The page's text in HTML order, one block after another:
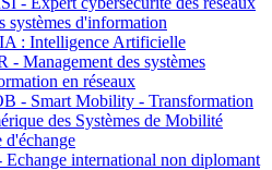
systèmes d'information
: Intelligence Artificielle
- Management des systèmes
en réseaux
- Smart Mobility - Transformation
des Systèmes de Mobilité
d'échange
Echange international non diplomant